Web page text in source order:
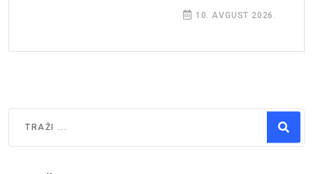
10. AVGUST 2026.
Type 2 or more characters for results.